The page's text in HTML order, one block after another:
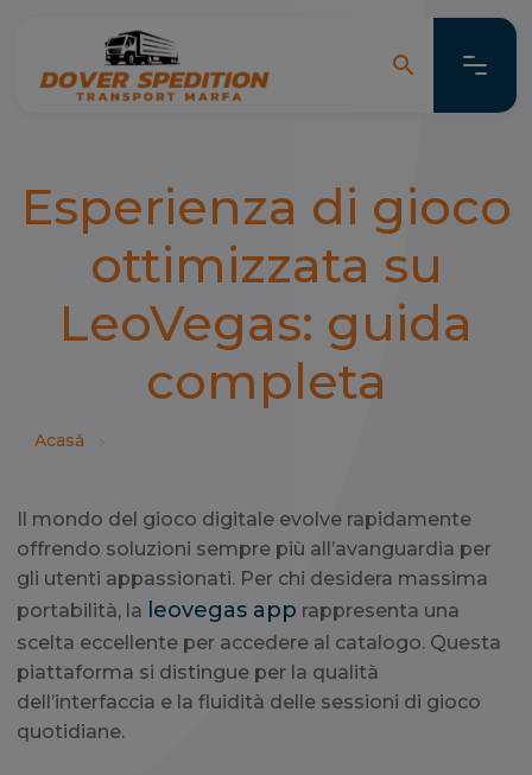
search search
Esperienza di gioco
ottimizzata su
LeoVegas: guida
completa
Acasă
Il mondo del gioco digitale evolve rapidamente
offrendo soluzioni sempre più all’avanguardia per
gli utenti appassionati. Per chi desidera massima
portabilità, la leovegas app rappresenta una
scelta eccellente per accedere al catalogo. Questa
piattaforma si distingue per la qualità
dell’interfaccia e la fluidità delle sessioni di gioco
quotidiane.